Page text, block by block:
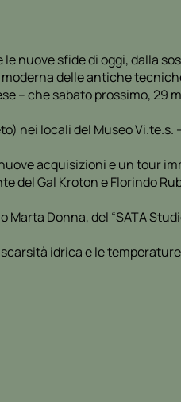
nuove sfide di oggi, dalla
delle antiche
– che sabato prossimo,
nei locali del Museo
acquisizioni e un tour
del Gal Kroton e Florindo
Donna, del “SATA
idrica e le